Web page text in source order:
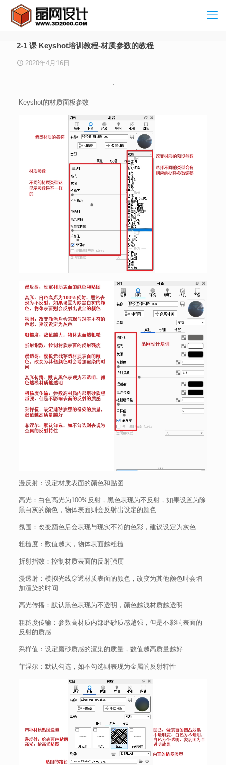
2-1 课 Keyshot培训教程-材质参数的教程
2020年4月16日
Keyshot的材质面板参数
漫反射：设定材质表面的颜色和贴图
高光：白色高光为100%反射，黑色表现为不反射，如果设置为除
黑白灰的颜色，物体表面则会反射出设定的颜色
氛围：改变颜色后会表现与现实不符的色彩，建议设定为灰色
粗糙度：数值越大，物体表面越粗糙
折射指数：控制材质表面的反射强度
漫透射：模拟光线穿透材质表面的颜色，改变为其他颜色时会增
加渲染的时间
高光传播：默认黑色表现为不透明，颜色越浅材质越透明
粗糙度传输：参数高材质内部磨砂质感越强，但是不影响表面的
反射的质感
采样值：设定磨砂质感的渲染的质量，数值越高质量越好
菲涅尔：默认勾选，如不勾选则表现为金属的反射特性